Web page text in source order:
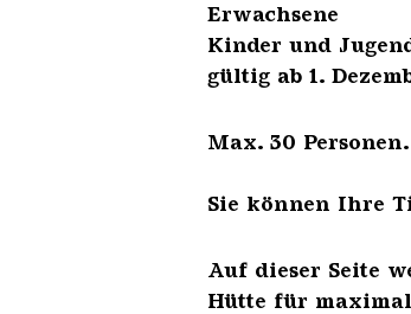
Kinder und
gültig ab 1.
Max. 30 Personen.
Sie können Ihre
Auf dieser Seite
Hütte für